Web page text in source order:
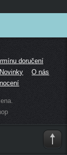
doručení
Novinky
O nás